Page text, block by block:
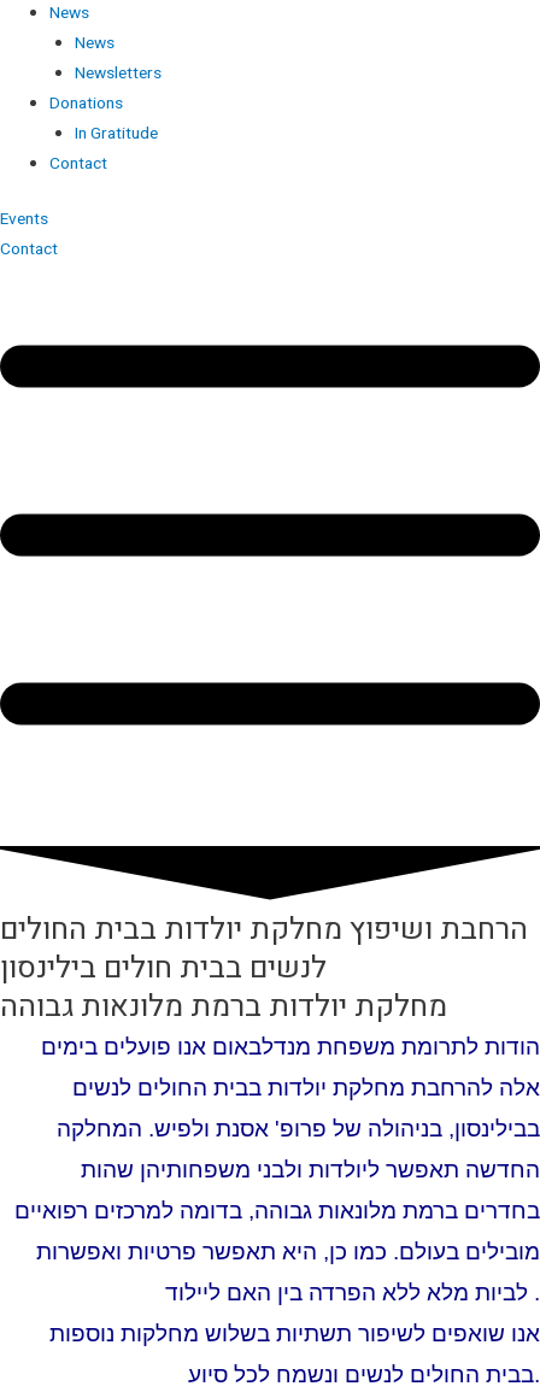
News
News
Newsletters
Donations
In Gratitude
Contact
Events
Contact
הרחבת ושיפוץ מחלקת יולדות בבית החולים
לנשים בבית חולים בילינסון
מחלקת יולדות ברמת מלונאות גבוהה
הודות לתרומת משפחת מנדלבאום אנו פועלים בימים
אלה להרחבת מחלקת יולדות בבית החולים לנשים
בבילינסון, בניהולה של פרופ' אסנת ולפיש. המחלקה
החדשה תאפשר ליולדות ולבני משפחותיהן שהות
בחדרים ברמת מלונאות גבוהה, בדומה למרכזים רפואיים
מובילים בעולם. כמו כן, היא תאפשר פרטיות ואפשרות
לביות מלא ללא הפרדה בין האם ליילוד .
אנו שואפים לשיפור תשתיות בשלוש מחלקות נוספות
בבית החולים לנשים ונשמח לכל סיוע.